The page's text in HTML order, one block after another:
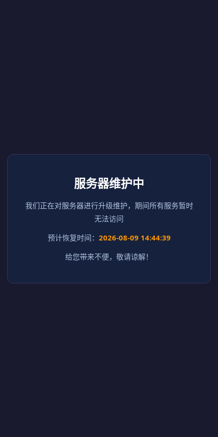
服务器维护中
我们正在对服务器进行升级维护，期间所有服务暂时
无法访问
预计恢复时间： 2026-08-09 14:44:39
给您带来不便，敬请谅解！